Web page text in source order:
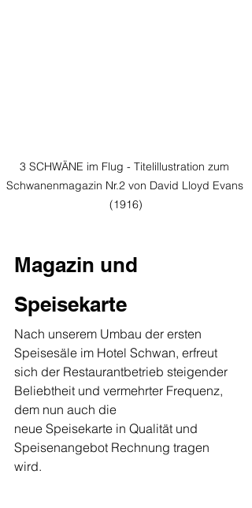
3 SCHWÄNE im Flug - Titelillustration zum
Schwanenmagazin Nr.2 von David Lloyd Evans
(1916)
Magazin und
Speisekarte
Nach unserem Umbau der ersten
Speisesäle im Hotel Schwan, erfreut
sich der Restaurantbetrieb steigender
Beliebtheit und vermehrter Frequenz,
dem nun auch die
neue Speisekarte in Qualität und
Speisenangebot Rechnung tragen
wird.